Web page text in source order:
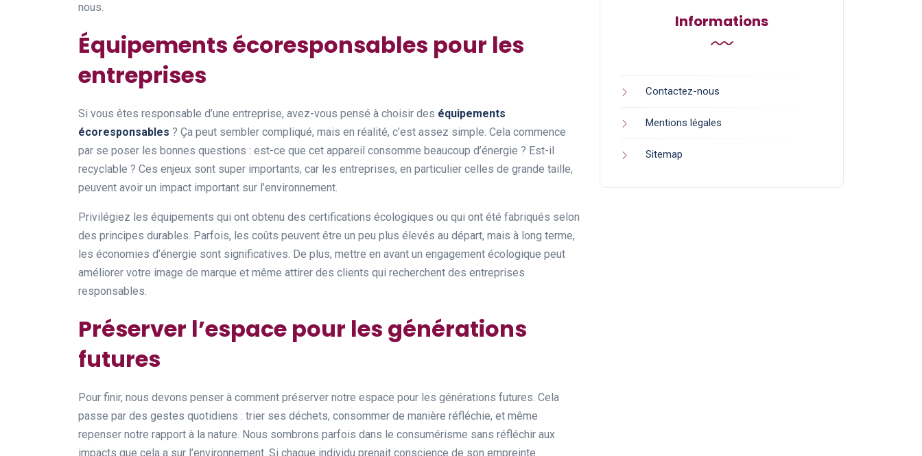
nous.
Équipements écoresponsables pour les
entreprises
Si vous êtes responsable d’une entreprise, avez-vous pensé à choisir des équipements
écoresponsables ? Ça peut sembler compliqué, mais en réalité, c’est assez simple. Cela commence
par se poser les bonnes questions : est-ce que cet appareil consomme beaucoup d’énergie ? Est-il
recyclable ? Ces enjeux sont super importants, car les entreprises, en particulier celles de grande taille,
peuvent avoir un impact important sur l’environnement.
Privilégiez les équipements qui ont obtenu des certifications écologiques ou qui ont été fabriqués selon
des principes durables. Parfois, les coûts peuvent être un peu plus élevés au départ, mais à long terme,
les économies d’énergie sont significatives. De plus, mettre en avant un engagement écologique peut
améliorer votre image de marque et même attirer des clients qui recherchent des entreprises
responsables.
Préserver l’espace pour les générations
futures
Pour finir, nous devons penser à comment préserver notre espace pour les générations futures. Cela
passe par des gestes quotidiens : trier ses déchets, consommer de manière réfléchie, et même
repenser notre rapport à la nature. Nous sombrons parfois dans le consumérisme sans réfléchir aux
impacts que cela a sur l’environnement. Si chaque individu prenait conscience de son empreinte
Informations
Contactez-nous
Mentions légales
Sitemap